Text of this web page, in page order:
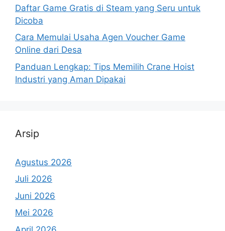
Daftar Game Gratis di Steam yang Seru untuk
Dicoba
Cara Memulai Usaha Agen Voucher Game
Online dari Desa
Panduan Lengkap: Tips Memilih Crane Hoist
Industri yang Aman Dipakai
Arsip
Agustus 2026
Juli 2026
Juni 2026
Mei 2026